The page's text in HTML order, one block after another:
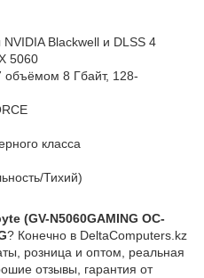
NVIDIA Blackwell и DLSS 4
5060
объёмом 8 Гбайт, 128-
класса
Тихий)
(GV-N5060GAMING OC-
? Конечно в DeltaComputers.kz
розница и оптом, реальная
отзывы, гарантия от